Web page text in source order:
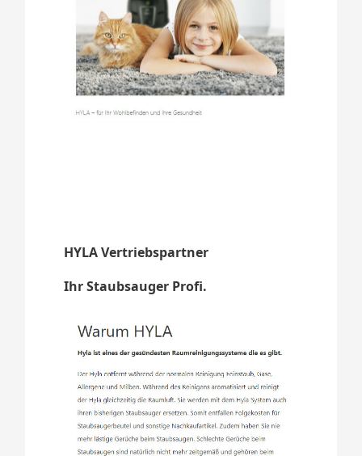
HYLA Vertriebspartner
Ihr Staubsauger Profi.